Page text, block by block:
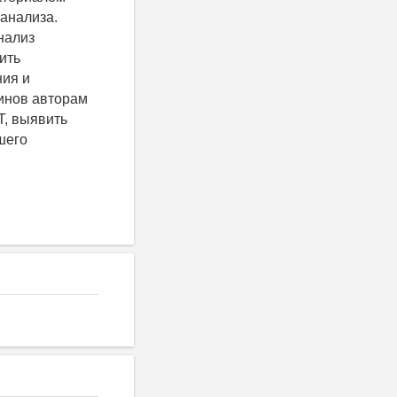
и
авторам
выявить